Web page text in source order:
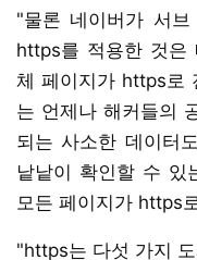
"물론 네이버가 서브
https를 적용한 것은
체 페이지가 https로
는 언제나 해커들의
되는 사소한 데이터
낱낱이 확인할 수 있
모든 페이지가 https
"https는 다섯 가지